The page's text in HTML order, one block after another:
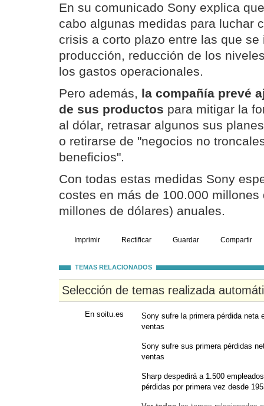
En su comunicado Sony explica
cabo algunas medidas para luchar
crisis a corto plazo entre las que
producción, reducción de los
los gastos operacionales.
Pero además, la compañía prevé
de sus productos para mitigar la
al dólar, retrasar algunos sus
o retirarse de "negocios no
beneficios".
Con todas estas medidas Sony
costes en más de 100.000 millones
millones de dólares) anuales.
Imprimir Rectificar Guardar Compartir
TEMAS RELACIONADOS
Selección de temas realizada
En soitu.es
Sony sufre la primera pérdida neta
ventas
Sony sufre sus primera pérdidas
ventas
Sharp despedirá a 1.500
pérdidas por primera vez desde